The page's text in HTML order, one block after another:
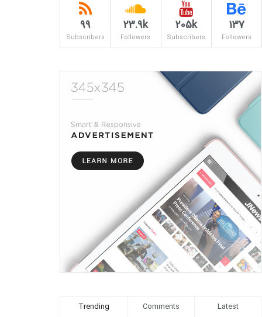
137
Followers
205k
Subscribers
23.9k
Followers
99
Subscribers
Trending Comments Latest